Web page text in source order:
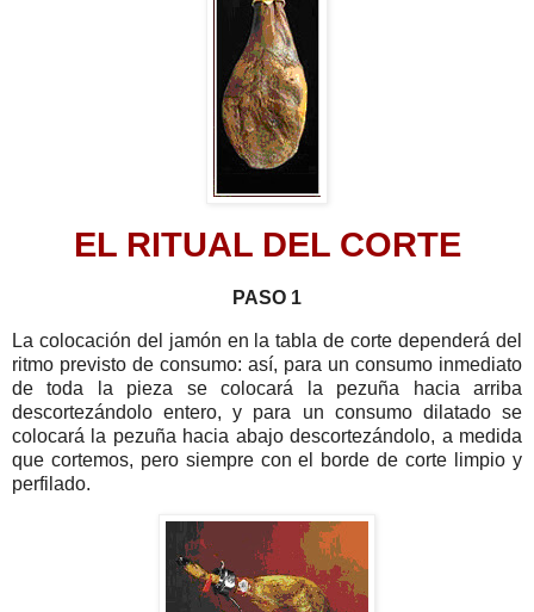
EL RITUAL DEL CORTE
PASO 1
La colocación del jamón en la tabla de corte dependerá del
ritmo previsto de consumo: así, para un consumo inmediato
de toda la pieza se colocará la pezuña hacia arriba
descortezándolo entero, y para un consumo dilatado se
colocará la pezuña hacia abajo descortezándolo, a medida
que cortemos, pero siempre con el borde de corte limpio y
perfilado.